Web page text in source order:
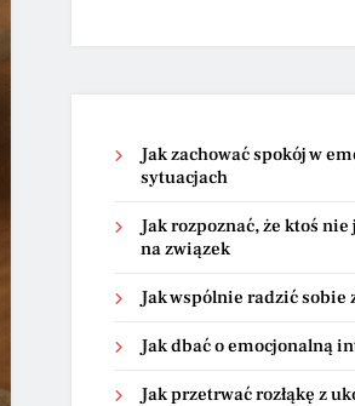
Jak zachować spokój w
sytuacjach
Jak rozpoznać, że ktoś nie
na związek
Jak wspólnie radzić sobie
Jak dbać o emocjonalną
Jak przetrwać rozłąkę z